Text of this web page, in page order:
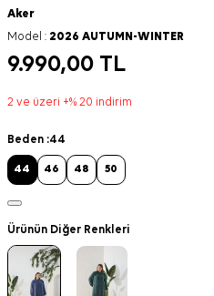
Aker
Model : 2026 AUTUMN-WINTER
9.990,00 TL
2 ve üzeri +% 20 indirim
Beden :44
44 46 48 50
Ürünün Diğer Renkleri